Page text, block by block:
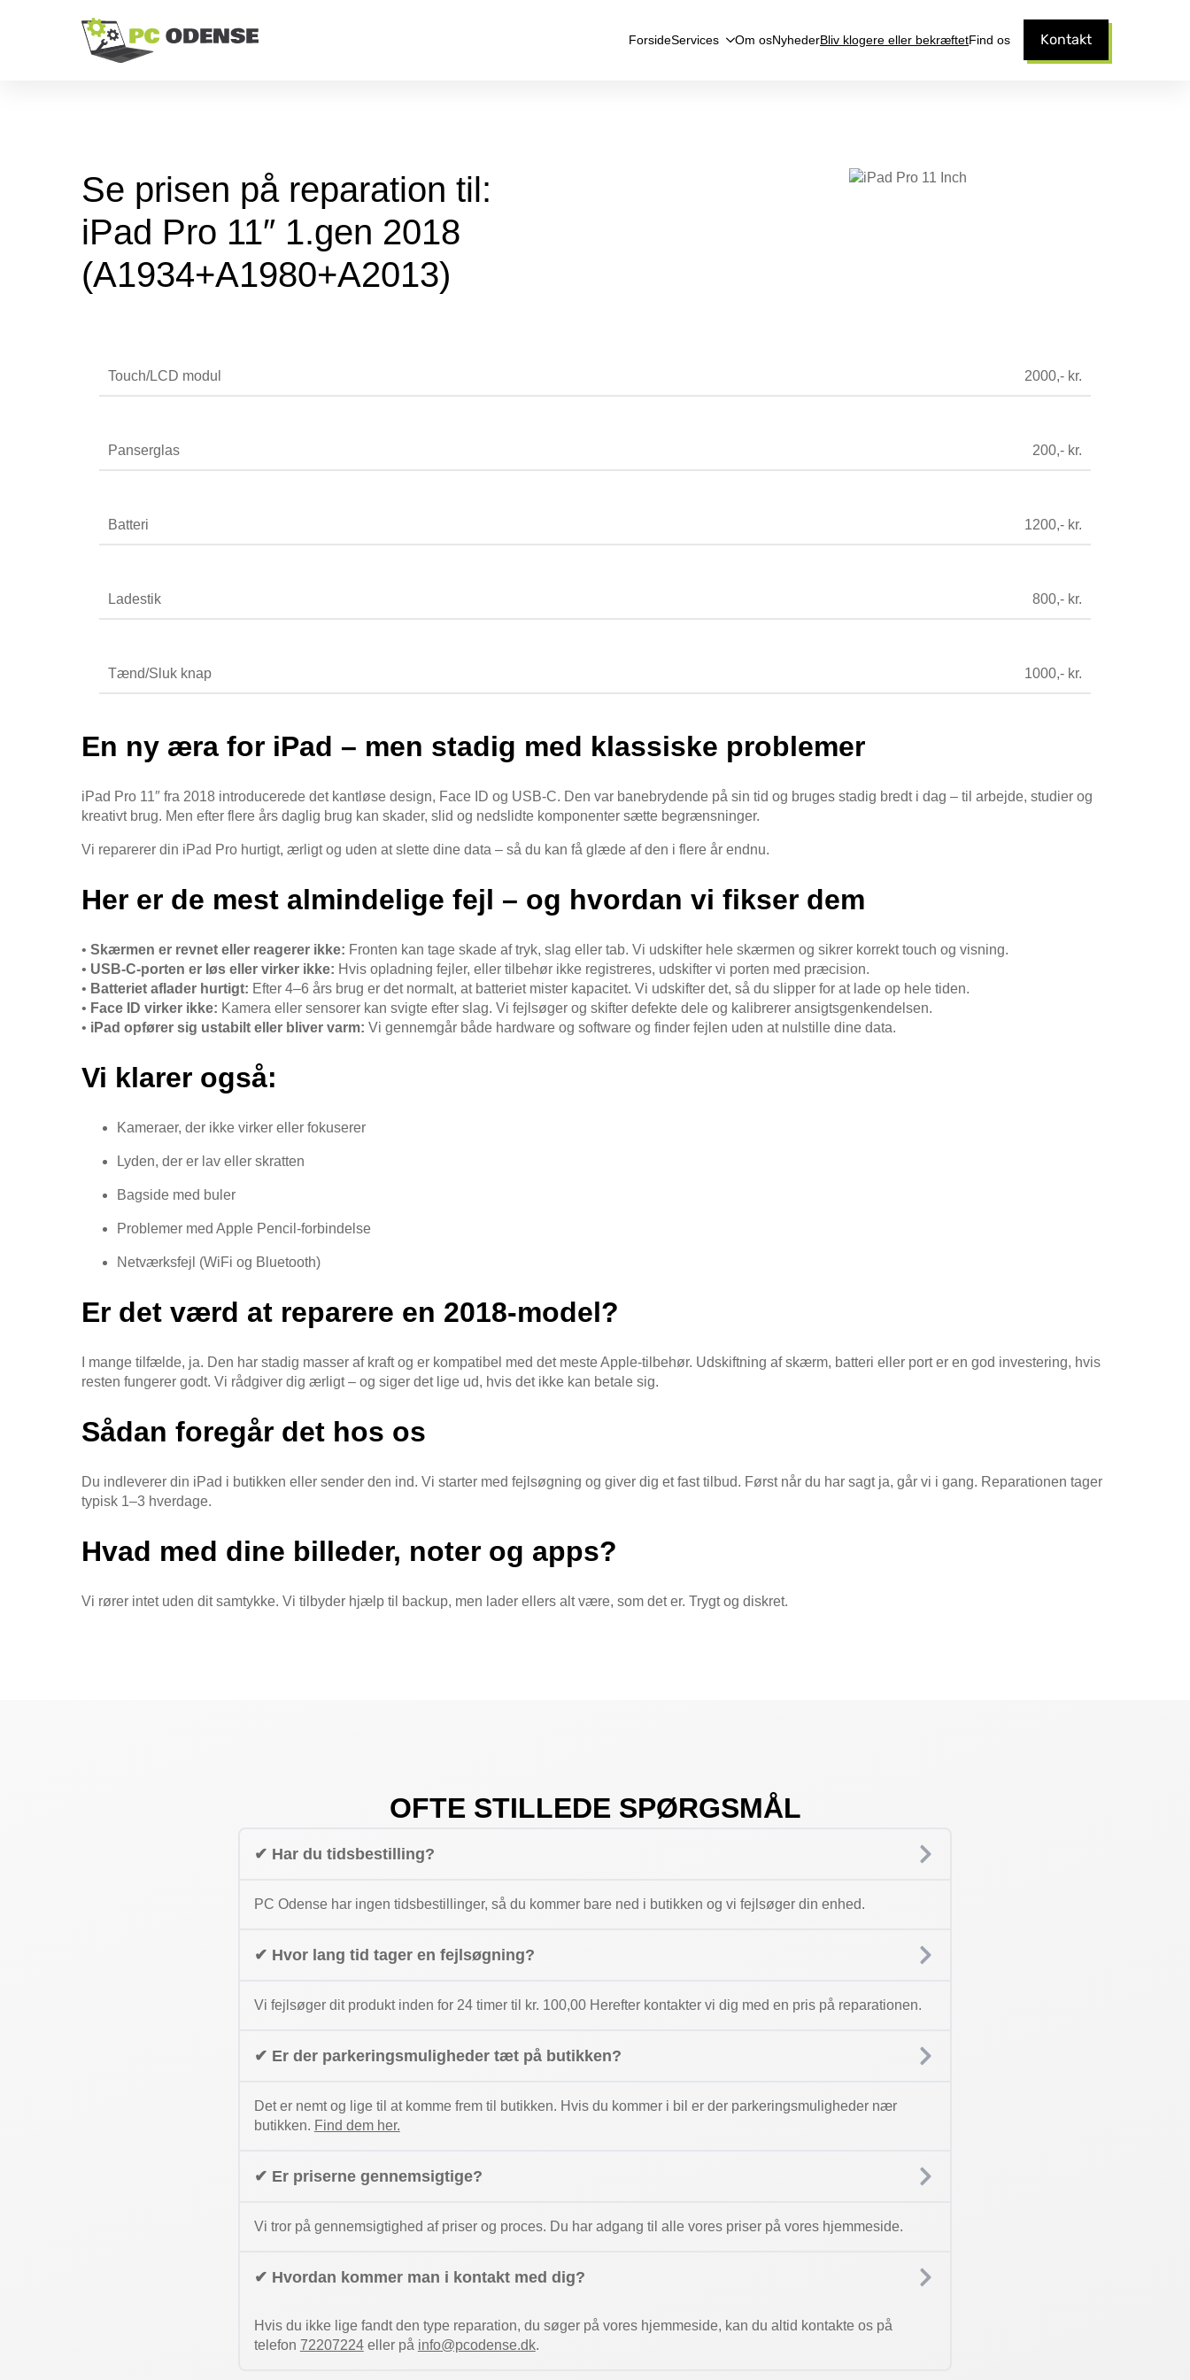
ForsideServices Om osNyhederBliv klogere eller bekræftetFind os Kontakt
Se prisen på reparation til:
iPad Pro 11″ 1.gen 2018
(A1934+A1980+A2013)
Touch/LCD modul 2000,- kr.
Panserglas 200,- kr.
Batteri 1200,- kr.
Ladestik 800,- kr.
Tænd/Sluk knap 1000,- kr.
En ny æra for iPad – men stadig med klassiske problemer
iPad Pro 11″ fra 2018 introducerede det kantløse design, Face ID og USB-C. Den var banebrydende på sin tid og bruges stadig bredt i dag – til arbejde, studier og
kreativt brug. Men efter flere års daglig brug kan skader, slid og nedslidte komponenter sætte begrænsninger.
Vi reparerer din iPad Pro hurtigt, ærligt og uden at slette dine data – så du kan få glæde af den i flere år endnu.
Her er de mest almindelige fejl – og hvordan vi fikser dem
• Skærmen er revnet eller reagerer ikke: Fronten kan tage skade af tryk, slag eller tab. Vi udskifter hele skærmen og sikrer korrekt touch og visning.
• USB-C-porten er løs eller virker ikke: Hvis opladning fejler, eller tilbehør ikke registreres, udskifter vi porten med præcision.
• Batteriet aflader hurtigt: Efter 4–6 års brug er det normalt, at batteriet mister kapacitet. Vi udskifter det, så du slipper for at lade op hele tiden.
• Face ID virker ikke: Kamera eller sensorer kan svigte efter slag. Vi fejlsøger og skifter defekte dele og kalibrerer ansigtsgenkendelsen.
• iPad opfører sig ustabilt eller bliver varm: Vi gennemgår både hardware og software og finder fejlen uden at nulstille dine data.
Vi klarer også:
Kameraer, der ikke virker eller fokuserer
Lyden, der er lav eller skratten
Bagside med buler
Problemer med Apple Pencil-forbindelse
Netværksfejl (WiFi og Bluetooth)
Er det værd at reparere en 2018-model?
I mange tilfælde, ja. Den har stadig masser af kraft og er kompatibel med det meste Apple-tilbehør. Udskiftning af skærm, batteri eller port er en god investering, hvis
resten fungerer godt. Vi rådgiver dig ærligt – og siger det lige ud, hvis det ikke kan betale sig.
Sådan foregår det hos os
Du indleverer din iPad i butikken eller sender den ind. Vi starter med fejlsøgning og giver dig et fast tilbud. Først når du har sagt ja, går vi i gang. Reparationen tager
typisk 1–3 hverdage.
Hvad med dine billeder, noter og apps?
Vi rører intet uden dit samtykke. Vi tilbyder hjælp til backup, men lader ellers alt være, som det er. Trygt og diskret.
OFTE STILLEDE SPØRGSMÅL
✔ Har du tidsbestilling?
PC Odense har ingen tidsbestillinger, så du kommer bare ned i butikken og vi fejlsøger din enhed.
✔ Hvor lang tid tager en fejlsøgning?
Vi fejlsøger dit produkt inden for 24 timer til kr. 100,00 Herefter kontakter vi dig med en pris på reparationen.
✔ Er der parkeringsmuligheder tæt på butikken?
Det er nemt og lige til at komme frem til butikken. Hvis du kommer i bil er der parkeringsmuligheder nær
butikken. Find dem her.
✔ Er priserne gennemsigtige?
Vi tror på gennemsigtighed af priser og proces. Du har adgang til alle vores priser på vores hjemmeside.
✔ Hvordan kommer man i kontakt med dig?
Hvis du ikke lige fandt den type reparation, du søger på vores hjemmeside, kan du altid kontakte os på
telefon 72207224eller på info@pcodense.dk.